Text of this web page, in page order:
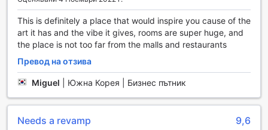
Cebu
The Henry Hotel Cebu предлага редица удобства, които
осигуряват комфорт и сигурност на своите гости. Сред
тях е услугата за пране, която позволява на
посетителите да се насладят на безгрижна почивка, без
да се тревожат за поддържането на чистотата на
дрехите си. Освен това, хотелът предлага сейфове за
ценности, което е особено важно за тези, които искат
престоя си.
This is definitely a place that would inspire you cause of the
art it has and the vibe it gives, rooms are super huge, and
the place is not too far from the malls and restaurants
Превод на отзива
Miguel Южна Корея | Бизнес пътник
Needs a revamp 9,6